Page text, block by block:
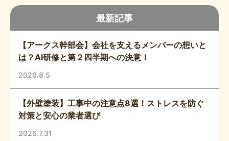
最新記事
【アークス幹部会】会社を支えるメンバーの想いと
は？AI研修と第２四半期への決意！
2026.8.5
【外壁塗装】工事中の注意点8選！ストレスを防ぐ
対策と安心の業者選び
2026.7.31